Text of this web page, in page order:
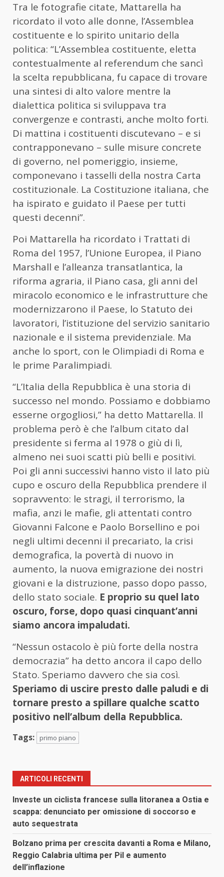
Tra le fotografie citate, Mattarella ha
ricordato il voto alle donne, l’Assemblea
costituente e lo spirito unitario della
politica: “L’Assemblea costituente, eletta
contestualmente al referendum che sancì
la scelta repubblicana, fu capace di trovare
una sintesi di alto valore mentre la
dialettica politica si sviluppava tra
convergenze e contrasti, anche molto forti.
Di mattina i costituenti discutevano – e si
contrapponevano – sulle misure concrete
di governo, nel pomeriggio, insieme,
componevano i tasselli della nostra Carta
costituzionale. La Costituzione italiana, che
ha ispirato e guidato il Paese per tutti
questi decenni”.
Poi Mattarella ha ricordato i Trattati di
Roma del 1957, l’Unione Europea, il Piano
Marshall e l’alleanza transatlantica, la
riforma agraria, il Piano casa, gli anni del
miracolo economico e le infrastrutture che
modernizzarono il Paese, lo Statuto dei
lavoratori, l’istituzione del servizio sanitario
nazionale e il sistema previdenziale. Ma
anche lo sport, con le Olimpiadi di Roma e
le prime Paralimpiadi.
“L’Italia della Repubblica è una storia di
successo nel mondo. Possiamo e dobbiamo
esserne orgogliosi,” ha detto Mattarella. Il
problema però è che l’album citato dal
presidente si ferma al 1978 o giù di lì,
almeno nei suoi scatti più belli e positivi.
Poi gli anni successivi hanno visto il lato più
cupo e oscuro della Repubblica prendere il
sopravvento: le stragi, il terrorismo, la
mafia, anzi le mafie, gli attentati contro
Giovanni Falcone e Paolo Borsellino e poi
negli ultimi decenni il precariato, la crisi
demografica, la povertà di nuovo in
aumento, la nuova emigrazione dei nostri
giovani e la distruzione, passo dopo passo,
dello stato sociale. E proprio su quel lato
oscuro, forse, dopo quasi cinquant’anni
siamo ancora impaludati.
“Nessun ostacolo è più forte della nostra
democrazia” ha detto ancora il capo dello
Stato. Speriamo davvero che sia così.
Speriamo di uscire presto dalle paludi e di
tornare presto a spillare qualche scatto
positivo nell’album della Repubblica.
Tags: primo piano
ARTICOLI RECENTI
Investe un ciclista francese sulla litoranea a Ostia e
scappa: denunciato per omissione di soccorso e
auto sequestrata
Bolzano prima per crescita davanti a Roma e Milano,
Reggio Calabria ultima per Pil e aumento
dell’inflazione